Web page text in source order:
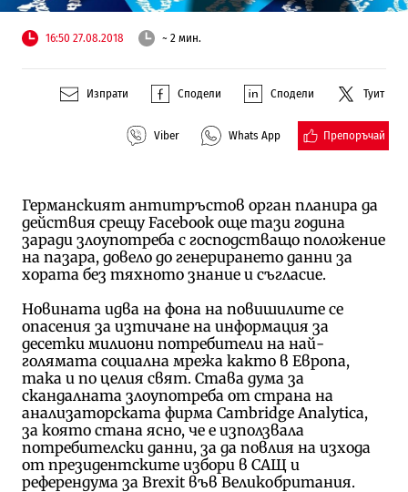
16:50 27.08.2018 ~ 2 мин.
Изпрати Сподели Сподели Туит
Viber Whats App Препоръчай
Германският антитръстов орган планира да
действия срещу Facebook още тази година
заради злоупотреба с господстващо положение
на пазара, довело до генерирането данни за
хората без тяхното знание и съгласие.
Новината идва на фона на повишилите се
опасения за изтичане на информация за
десетки милиони потребители на най-
голямата социална мрежа както в Европа,
така и по целия свят. Става дума за
скандалната злоупотреба от страна на
анализаторската фирма Cambridge Analytica,
за която стана ясно, че е използвала
потребителски данни, за да повлия на изхода
от президентските избори в САЩ и
референдума за Brexit във Великобритания.